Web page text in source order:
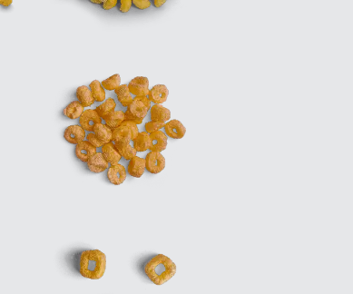
Le responderemos lo antes posible.